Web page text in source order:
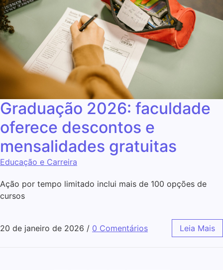
Graduação 2026: faculdade
oferece descontos e
mensalidades gratuitas
Educação e Carreira
Ação por tempo limitado inclui mais de 100 opções de
cursos
20 de janeiro de 2026 / 0 Comentários Leia Mais